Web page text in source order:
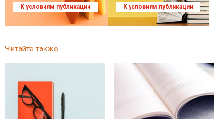
К условиям публикации К условиям публикации
Читайте также